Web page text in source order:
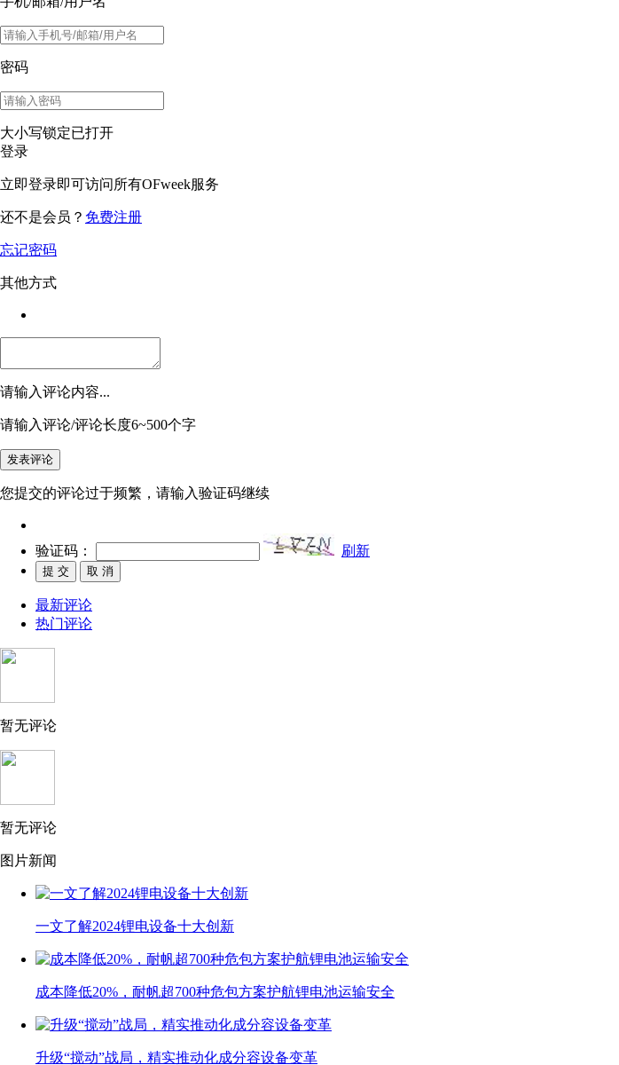
密码
大小写锁定已打开
登录
立即登录即可访问所有OFweek服务
还不是会员？ 免费注册
忘记密码
其他方式
请输入评论内容...
请输入评论/评论长度6~500个字
您提交的评论过于频繁，请输入验证码继续
验证码： 刷新
最新评论
热门评论
暂无评论
暂无评论
图片新闻
一文了解2024锂电设备十大创新
成本降低20%，耐帆超700种危包方案护航锂电池运输安全
升级“搅动”战局，精实推动化成分容设备变革